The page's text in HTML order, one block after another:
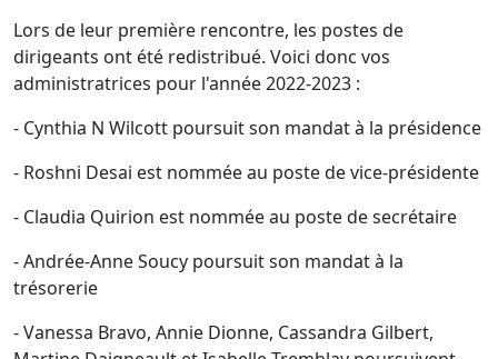
Lors de leur première rencontre, les postes de
dirigeants ont été redistribué. Voici donc vos
administratrices pour l'année 2022-2023 :
- Cynthia N Wilcott poursuit son mandat à la présidence
- Roshni Desai est nommée au poste de vice-présidente
- Claudia Quirion est nommée au poste de secrétaire
- Andrée-Anne Soucy poursuit son mandat à la
trésorerie
- Vanessa Bravo, Annie Dionne, Cassandra Gilbert,